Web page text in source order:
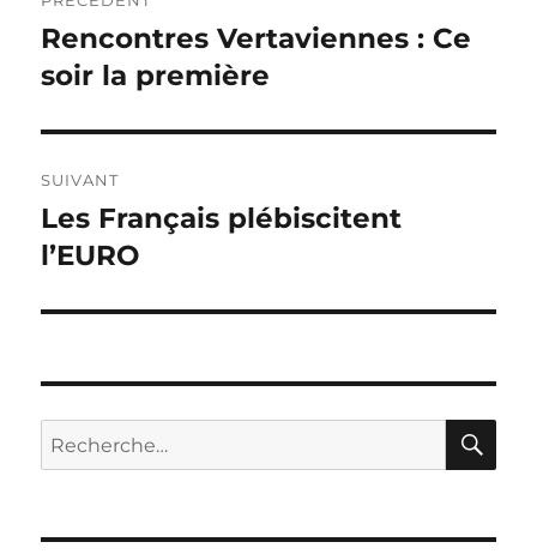
de
l’article
Publication
précédente :
Rencontres Vertaviennes : Ce
soir la première
SUIVANT
Publication
suivante :
Les Français plébiscitent
l’EURO
Recherche
pour :